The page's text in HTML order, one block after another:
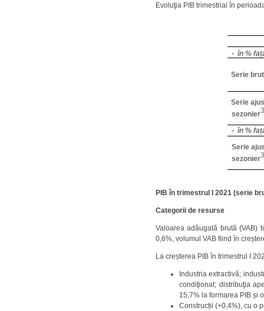
Evoluţia PIB trimestrial în
- în %
Serie
Serie
sezonier3
- în %
Serie
sezonier3
PIB în trimestrul I 2021 (serie
Categorii de resurse
Valoarea adăugată brută (VAB)
0,6%, volumul VAB fiind în
La creșterea PIB în trimestrul I
Industria extractivă;
condiţionat; distribuţia
15,7% la formarea PIB și
Construcții (+0,4%), cu o